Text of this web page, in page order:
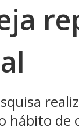
hábito de